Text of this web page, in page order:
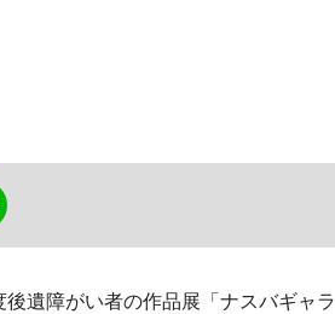
遺障がい者の作品展「ナスバギャラ